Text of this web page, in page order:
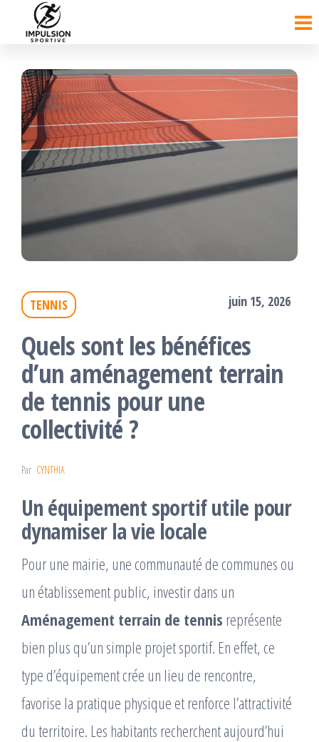
contenu
TENNIS juin 15, 2026
Quels sont les bénéfices
d’un aménagement terrain
de tennis pour une
collectivité ?
Par CYNTHIA
Un équipement sportif utile pour
dynamiser la vie locale
Pour une mairie, une communauté de communes ou
un établissement public, investir dans un
Aménagement terrain de tennis représente
bien plus qu’un simple projet sportif. En effet, ce
type d’équipement crée un lieu de rencontre,
favorise la pratique physique et renforce l’attractivité
du territoire. Les habitants recherchent aujourd’hui